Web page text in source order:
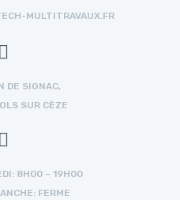
MULTITRAVAUX.FR
DE SIGNAC,
SUR CÈZE
8H00 – 19H00
FERME